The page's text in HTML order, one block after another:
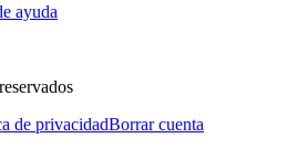
ayuda
de privacidadBorrar cuenta